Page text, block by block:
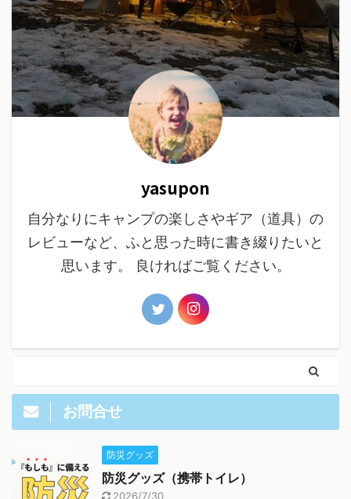
yasupon
自分なりにキャンプの楽しさやギア（道具）の
レビューなど、ふと思った時に書き綴りたいと
思います。 良ければご覧ください。
お問合せ
防災グッズ
防災グッズ（携帯トイレ）
2026/7/30